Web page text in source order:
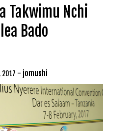
Takwimu Nchi
Bado
2017 - jomushi